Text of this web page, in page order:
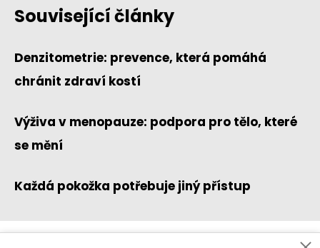
Související články
Denzitometrie: prevence, která pomáhá
chránit zdraví kostí
Výživa v menopauze: podpora pro tělo, které
se mění
Každá pokožka potřebuje jiný přístup